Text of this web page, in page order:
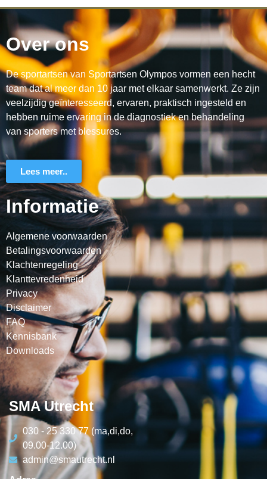
Over ons
De sportartsen van Sportartsen Olympos vormen een hecht
team dat al meer dan 10 jaar met elkaar samenwerkt. Ze zijn
veelzijdig geïnteresseerd, ervaren, praktisch ingesteld en
hebben ruime ervaring in de diagnostiek en behandeling
van sporters met blessures.
Lees meer..
Informatie
Algemene voorwaarden
Betalingsvoorwaarden
Klachtenregeling
Klanttevredenheid
Privacy
Disclaimer
FAQ
Kennisbank
Downloads
SMA Utrecht
030 - 25 330 77 (ma,di,do,
09.00-12.00)
admin@smautrecht.nl